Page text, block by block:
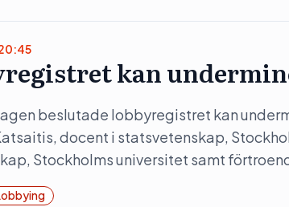
kan
beslutade lobbyregistret kan
docent i statsvetenskap,
Stockholms universitet samt